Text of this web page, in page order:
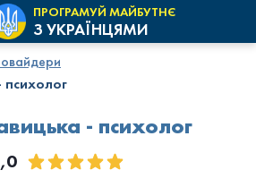
ПРОГРАМУЙ МАЙБУТНЄ
З УКРАЇНЦЯМИ
психолог
- психолог